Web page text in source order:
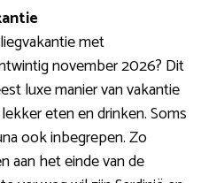
met
november 2026? Dit
luxe manier van vakantie
eten en drinken. Soms
ook inbegrepen. Zo
aan het einde van de